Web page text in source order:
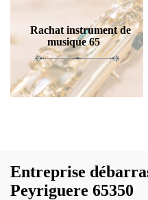
Rachat instrument de
musique 65
Entreprise
Peyriguere 65350